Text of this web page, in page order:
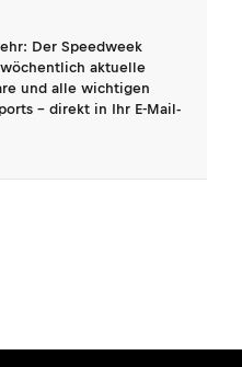
Der Speedweek
aktuelle
und alle wichtigen
- direkt in Ihr E-Mail-